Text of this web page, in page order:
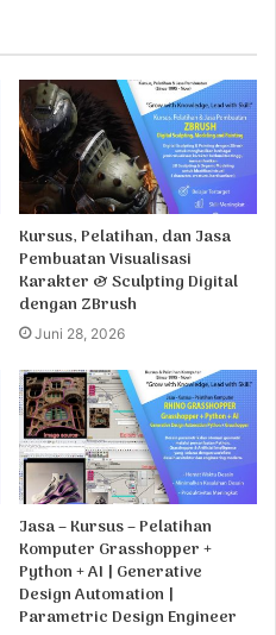
Kursus, Pelatihan, dan Jasa
Pembuatan Visualisasi
Karakter & Sculpting Digital
dengan ZBrush
Juni 28, 2026
Jasa – Kursus – Pelatihan
Komputer Grasshopper +
Python + AI | Generative
Design Automation |
Parametric Design Engineer